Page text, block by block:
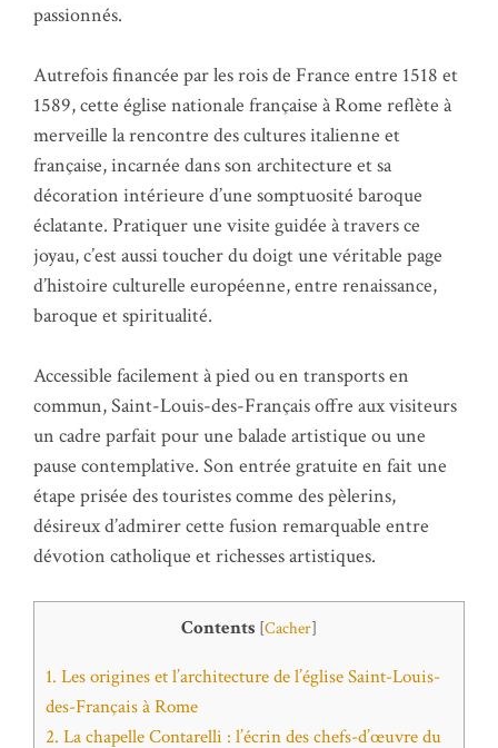
passionnés.
Autrefois financée par les rois de France entre 1518 et
1589, cette église nationale française à Rome reflète à
merveille la rencontre des cultures italienne et
française, incarnée dans son architecture et sa
décoration intérieure d’une somptuosité baroque
éclatante. Pratiquer une visite guidée à travers ce
joyau, c’est aussi toucher du doigt une véritable page
d’histoire culturelle européenne, entre renaissance,
baroque et spiritualité.
Accessible facilement à pied ou en transports en
commun, Saint-Louis-des-Français offre aux visiteurs
un cadre parfait pour une balade artistique ou une
pause contemplative. Son entrée gratuite en fait une
étape prisée des touristes comme des pèlerins,
désireux d’admirer cette fusion remarquable entre
dévotion catholique et richesses artistiques.
Contents [Cacher]
1. Les origines et l’architecture de l’église Saint-Louis-
des-Français à Rome
2. La chapelle Contarelli : l’écrin des chefs-d’œuvre du